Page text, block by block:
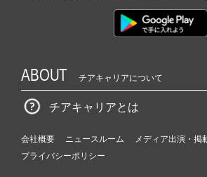
ABOUT チアキャリアについて
チアキャリアとは
会社概要 ニュースルーム
メディア出演・掲
プライバシーポリシー